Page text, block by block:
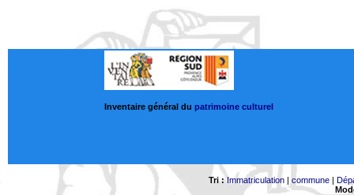
Inventaire général du patrimoine culturel
Tri : Immatriculation |commune |